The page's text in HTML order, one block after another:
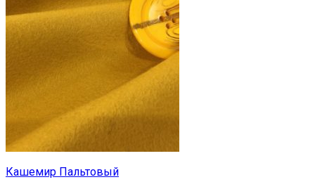
Кашемир Пальтовый